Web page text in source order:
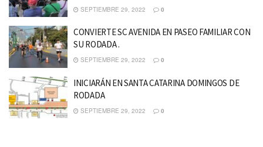
SEPTIEMBRE 29, 2022 0
CONVIERTE SC AVENIDA EN PASEO FAMILIAR CON
SU RODADA .
SEPTIEMBRE 29, 2022 0
INICIARÁN EN SANTA CATARINA DOMINGOS DE
RODADA
SEPTIEMBRE 29, 2022 0